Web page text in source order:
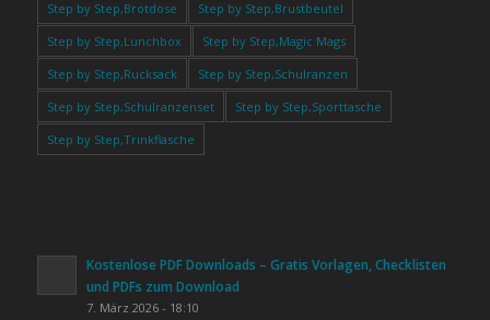
Step by Step,Brotdose
Step by Step,Brustbeutel
Step by Step,Lunchbox
Step by Step,Magic Mags
Step by Step,Rucksack
Step by Step,Schulranzen
Step by Step,Schulranzenset
Step by Step,Sporttasche
Step by Step,Trinkflasche
Kostenlose PDF Downloads – Gratis Vorlagen, Checklisten
und PDFs zum Download
7. März 2026 - 18:10